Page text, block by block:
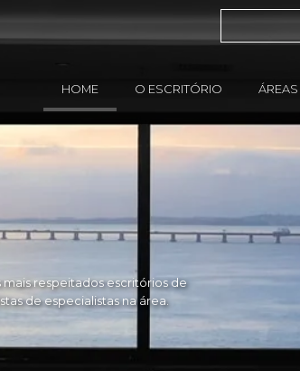
HOME O ESCRITÓRIO
respeitados escritórios de
de especialistas na área.